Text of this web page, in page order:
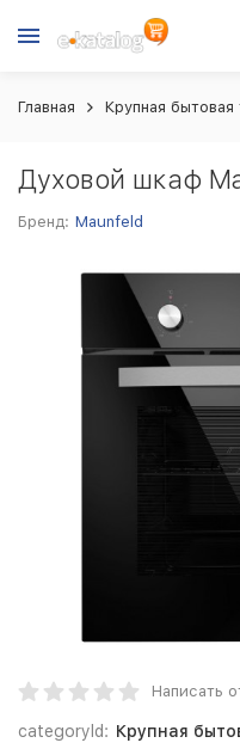
Главная Крупная бытовая
Духовой шкаф
Бренд: Maunfeld
Написать
categoryId: Крупная